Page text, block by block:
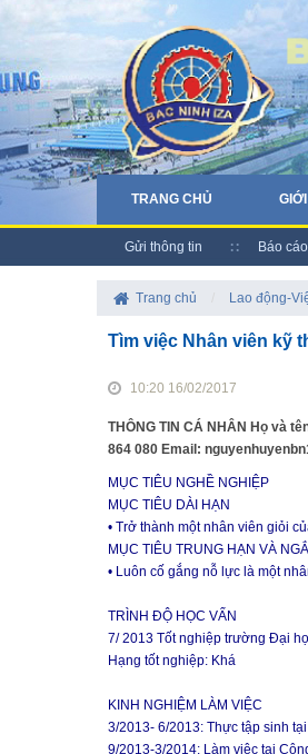
TRANG CHỦ
Gửi thông tin Báo
Trang chủ Lao động-
Tìm việc Nhân viên kỹ
10:20 16/02/2017
THÔNG TIN CÁ NHÂN Họ và
864 080 Email:
MỤC TIÊU NGHỀ NGHIỆP
MỤC TIÊU DÀI HẠN
• Trở thành một nhân viên giỏi
MỤC TIÊU TRUNG HẠN VÀ
• Luôn cố gắng nỗ lực là một
TRÌNH ĐỘ HỌC VẤN
7/ 2013 Tốt nghiệp trường Đại
Hạng tốt nghiệp: Khá
KINH NGHIỆM LÀM VIỆC
3/2013- 6/2013: Thực tập sinh
9/2013-3/2014: Làm việc tại